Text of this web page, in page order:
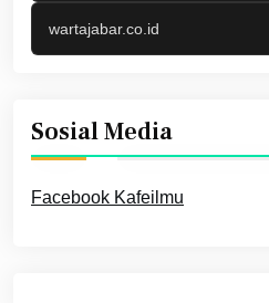
wartajabar.co.id
Sosial Media
Facebook Kafeilmu